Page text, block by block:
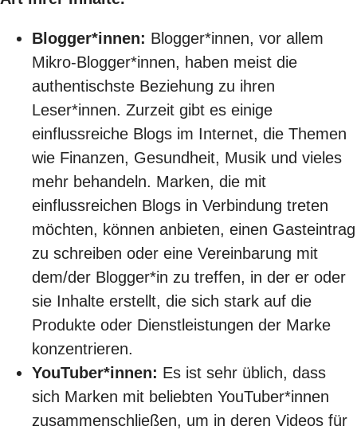
Blogger*innen: Blogger*innen, vor allem
Mikro-Blogger*innen, haben meist die
authentischste Beziehung zu ihren
Leser*innen. Zurzeit gibt es einige
einflussreiche Blogs im Internet, die Themen
wie Finanzen, Gesundheit, Musik und vieles
mehr behandeln. Marken, die mit
einflussreichen Blogs in Verbindung treten
möchten, können anbieten, einen Gasteintrag
zu schreiben oder eine Vereinbarung mit
dem/der Blogger*in zu treffen, in der er oder
sie Inhalte erstellt, die sich stark auf die
Produkte oder Dienstleistungen der Marke
konzentrieren.
YouTuber*innen: Es ist sehr üblich, dass
sich Marken mit beliebten YouTuber*innen
zusammenschließen, um in deren Videos für